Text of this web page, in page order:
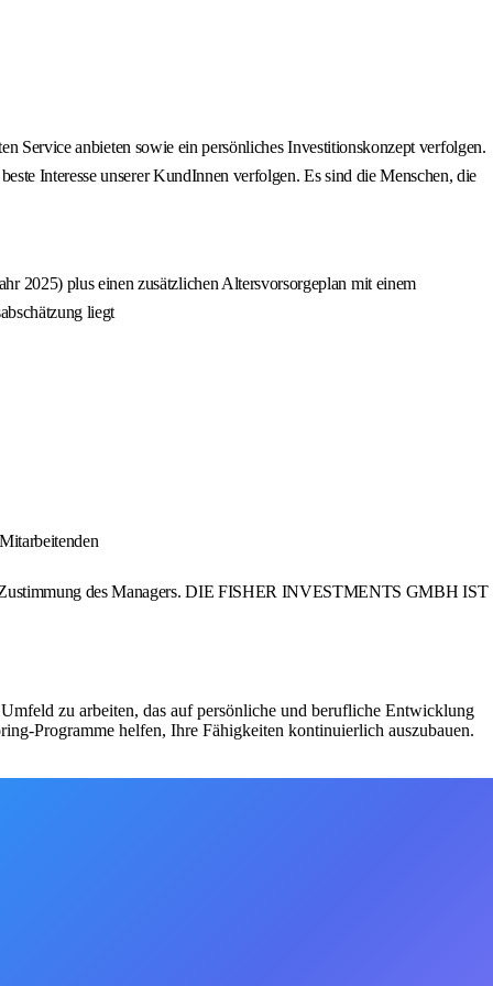
Service anbieten sowie ein persönliches Investitionskonzept verfolgen.
Interesse unserer KundInnen verfolgen. Es sind die Menschen, die
2025) plus einen zusätzlichen Altersvorsorgeplan mit einem
liegt
des Managers. DIE FISHER INVESTMENTS GMBH IST
zu arbeiten, das auf persönliche und berufliche Entwicklung
Programme helfen, Ihre Fähigkeiten kontinuierlich auszubauen.